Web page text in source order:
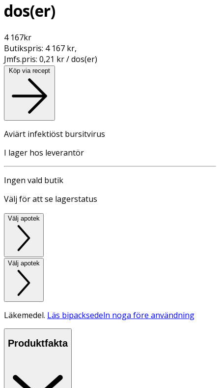
dos(er)
4 167kr
Butikspris: 4 167 kr,
Jmfs.pris: 0,21 kr / dos(er)
Köp via recept
Aviärt infektiöst bursitvirus
I lager hos leverantör
Ingen vald butik
Välj för att se lagerstatus
Välj apotek
Välj apotek
Läkemedel. Läs bipacksedeln noga före användning
Produktfakta